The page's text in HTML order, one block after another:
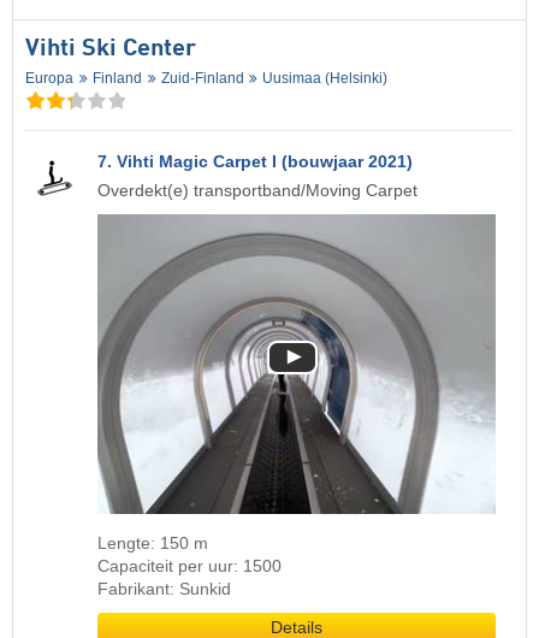
Vihti Ski Center
Europa Finland Zuid-Finland Uusimaa (Helsinki)
7. Vihti Magic Carpet I (bouwjaar 2021)
Overdekt(e) transportband/Moving Carpet
Lengte: 150 m
Capaciteit per uur: 1500
Fabrikant: Sunkid
Details